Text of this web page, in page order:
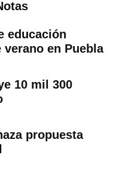
educación
en Puebla
10 mil 300
propuesta